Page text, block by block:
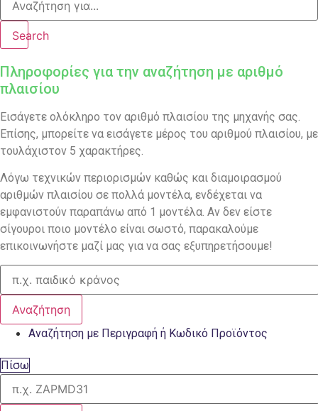
Search
Πληροφορίες για την αναζήτηση με αριθμό
πλαισίου
Εισάγετε ολόκληρο τον αριθμό πλαισίου της μηχανής σας.
Επίσης, μπορείτε να εισάγετε μέρος του αριθμού πλαισίου, με
τουλάχιστον 5 χαρακτήρες.
Λόγω τεχνικών περιορισμών καθώς και διαμοιρασμού
αριθμών πλαισίου σε πολλά μοντέλα, ενδέχεται να
εμφανιστούν παραπάνω από 1 μοντέλα. Αν δεν είστε
σίγουροι ποιο μοντέλο είναι σωστό, παρακαλούμε
επικοινωνήστε μαζί μας για να σας εξυπηρετήσουμε!
Αναζήτηση
Αναζήτηση με Περιγραφή ή Κωδικό Προϊόντος
Πίσω